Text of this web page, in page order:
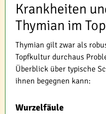
Krankheiten
Thymian im
Thymian gilt zwar als
Topfkultur durchaus
Überblick über typische
ihnen begegnen kann:
Wurzelfäule